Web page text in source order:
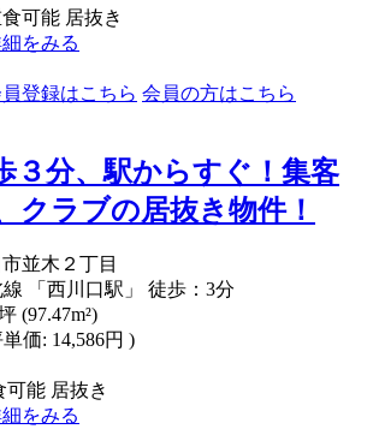
可能 居抜き
をみる
登録はこちら 会員の方はこちら
３分、駅からすぐ！集客
クラブの居抜き物件！
並木２丁目
「西川口駅」 徒歩：3分
(97.47m²)
価: 14,586円 )
可能 居抜き
をみる